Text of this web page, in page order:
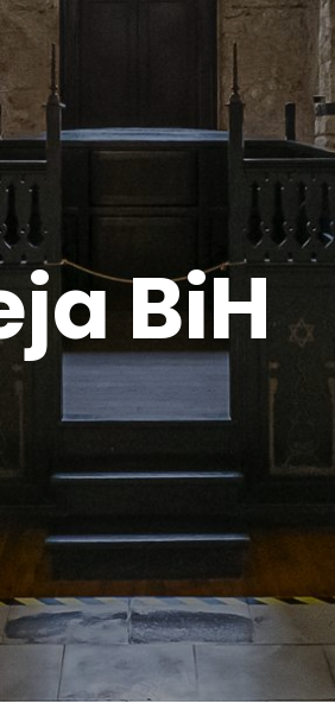
BiH